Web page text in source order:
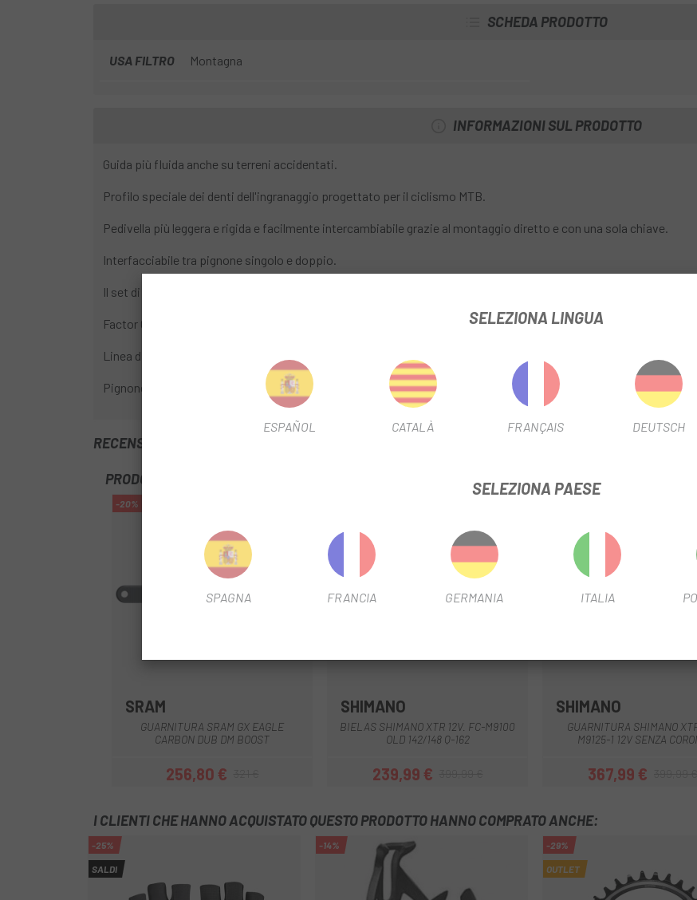
SCHEDA PRODOTTO
USA FILTRO Montagna
INFORMAZIONI SUL PRODOTTO
Guida più fluida anche su terreni accidentati.
Profilo speciale dei denti dell'ingranaggio progettato per il ciclismo MTB.
Pedivella più leggera e rigida e facilmente intercambiabile grazie al montaggio diretto e con una sola chiave.
Interfacciabile tra pignone singolo e doppio.
Il set di guarniture può essere utilizzato come componente comune.
Factor Q: 168 mm.
Linea di catena: 52 mm
Pignone non incluso.
RECENSIONI TRUSTED SHOPS
PRODOTTI SIMILI
-20%
SRAM
GUARNITURA SRAM GX EAGLE
CARBON DUB DM BOOST
Prezzo
256,80 €Prezzo base
SHIMANO
BIELAS SHIMANO XTR 12V. FC-M9100
OLD 142/148 Q-162
Prezzo
239,99 €Prezzo base
SHIMANO
GUARNITURA SHIMANO
M9125-1 12V SENZA
Prezzo
367,99 €Prezzo
I CLIENTI CHE HANNO ACQUISTATO QUESTO PRODOTTO HANNO COMPRATO ANCHE:
-25%
SALDI
-14% -29%
OUTLET
SELEZIONA LINGUA
ESPAÑOL CATALÀ FRANÇAIS DEUTSCH
SELEZIONA PAESE
SPAGNA FRANCIA GERMANIA ITALIA